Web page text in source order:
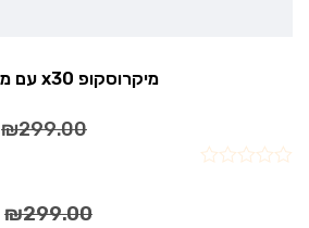
מיקרוסקופ x30 עם מד פוטנציה - HiGrade
₪299.00
₪299.00